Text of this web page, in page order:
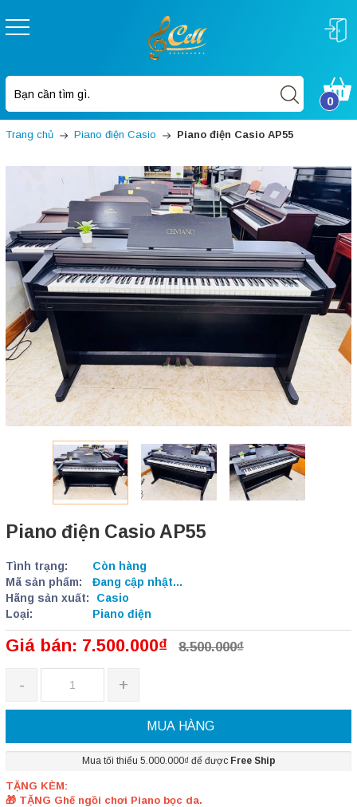
0
Trang chủ Piano điện Casio Piano điện Casio AP55
Piano điện Casio AP55
Tình trạng:
Còn hàng
Mã sản phẩm:
Đang cập nhật...
Hãng sản xuất:
Casio
Loại:
Piano điện
Giá bán: 7.500.000₫ 8.500.000₫
- +
MUA HÀNG
Mua tối thiểu 5.000.000₫ để được Free Ship
TẶNG KÈM:
🎁 TẶNG Ghế ngồi chơi Piano bọc da.